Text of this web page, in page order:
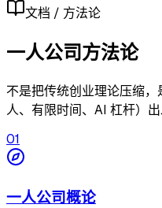
文档 / 方法论
一人公司方法论
不是把传统创业理论压缩
人、有限时间、AI 杠杆）出
01
一人公司概论